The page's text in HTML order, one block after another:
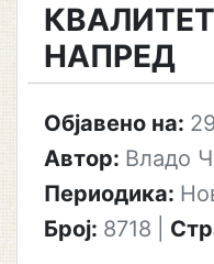
НАПРЕД
Објавено на:
Автор: Владо
Периодика:
Број: 8718